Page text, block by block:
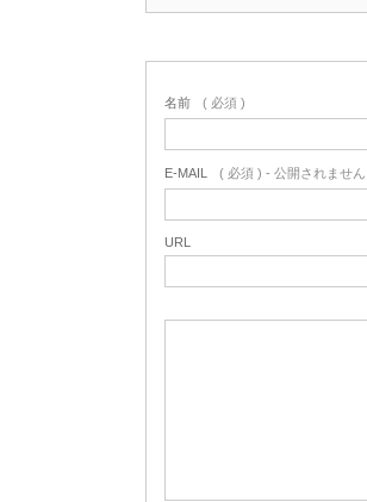
名前 ( 必須 )
E-MAIL ( 必須 ) - 公開されません
URL